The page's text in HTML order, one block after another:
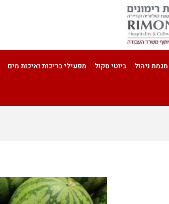
מגמת ניהול ביוטי סקול מפעילי בריכות ואיכות מים